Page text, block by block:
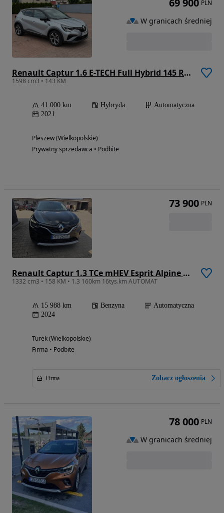
Renault Captur 1.6 E-TECH Full Hybrid 145 R.S Line
1598 cm3 • 143 KM
41 000 km Hybryda
Automatyczna
2021
Pleszew (Wielkopolskie)
Prywatny sprzedawca • Podbite
PLN
W granicach średniej
Renault Captur 1.3 TCe mHEV Esprit Alpine EDC
1332 cm3 • 158 KM • 1.3 160km 16tys.km AUTOMAT
15 988 km Benzyna
Automatyczna
2024
Turek (Wielkopolskie)
Firma • Podbite
Firma Zobacz ogłoszenia
73 900 PLN
78 000 PLN
W granicach średniej